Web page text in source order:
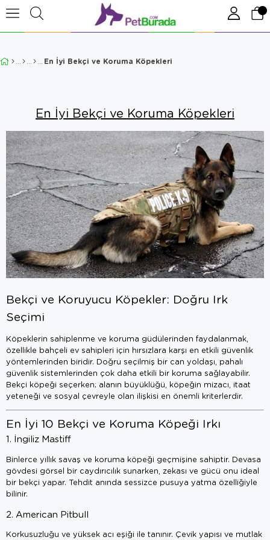
En İyi Bekçi ve Koruma Köpekleri
En İyi Bekçi ve Koruma Köpekleri
Bekçi ve Koruyucu Köpekler: Doğru Irk
Seçimi
Köpeklerin sahiplenme ve koruma güdülerinden faydalanmak,
özellikle bahçeli ev sahipleri için hırsızlara karşı en etkili güvenlik
yöntemlerinden biridir. Doğru seçilmiş bir can yoldaşı, pahalı
güvenlik sistemlerinden çok daha etkili bir koruma sağlayabilir.
Bekçi köpeği seçerken; alanın büyüklüğü, köpeğin mizacı, itaat
yeteneği ve sosyal çevreyle olan ilişkisi en önemli kriterlerdir.
En İyi 10 Bekçi ve Koruma Köpeği Irkı
1. İngiliz Mastiff
Binlerce yıllık savaş ve koruma köpeği geçmişine sahiptir. Devasa
gövdesi görsel bir caydırıcılık sunarken, zekası ve gücü onu ideal
bir bekçi yapar. Tehdit anında sessizce pusuya yatma özelliğiyle
bilinir.
2. American Pitbull
Korkusuzluğu ve yüksek acı eşiği ile tanınır. Çevik yapısı ve mutlak